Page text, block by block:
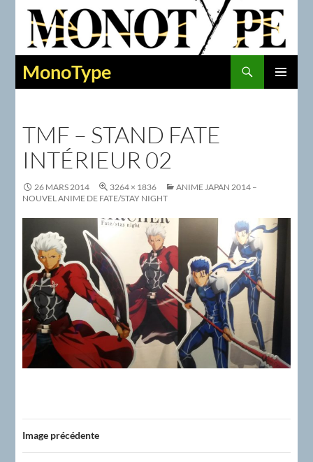
MonoType
Recherche
TMF – STAND FATE
INTÉRIEUR 02
26 MARS 2014 3264 × 1836
ANIME JAPAN 2014 –
NOUVEL ANIME DE FATE/STAY NIGHT
Image précédente